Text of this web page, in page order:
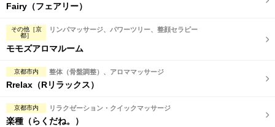
ペアルームあり
専用駐車場あり
日本人スタッフのみ 女性スタッフのみ
Fairy（フェアリー）
その他［京
都］
リンパマッサージ、パワーツリー、整顔セラピー
モモズアロマルーム
京都市内 整体（骨盤調整）、アロママッサージ
Rrelax（Rリラックス）
京都市内 リラクゼーション・クイックマッサージ
楽種（らくだね。）